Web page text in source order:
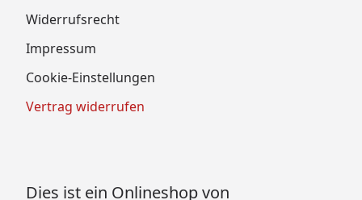
Widerrufsrecht
Impressum
Cookie-Einstellungen
Vertrag widerrufen
Dies ist ein Onlineshop von